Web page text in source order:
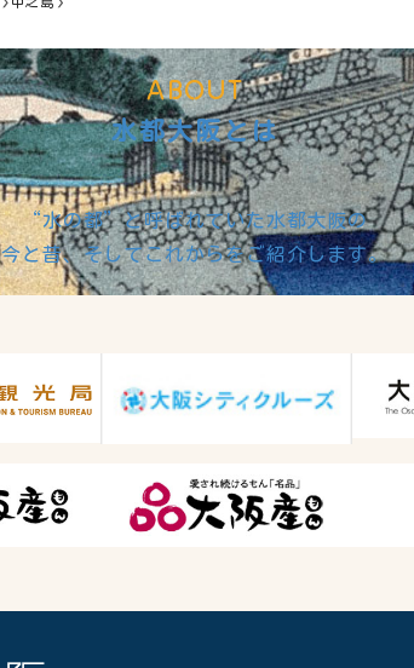
ABOUT
水都大阪とは
“水の都”と呼ばれていた水都大阪の
今と昔、そしてこれからをご紹介します。